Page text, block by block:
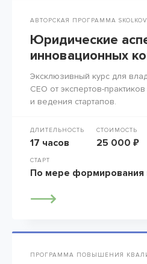
АВТОРСКАЯ ПРОГРАММА
Юридические
инновационных
Эксклюзивный курс для
СЕО от экспертов-
и ведения стартапов.
ДЛИТЕЛЬНОСТЬ
17 часов
СТОИМОСТЬ
25 000 ₽
СТАРТ
По мере формирования
ПРОГРАММА ПОВЫШЕНИЯ